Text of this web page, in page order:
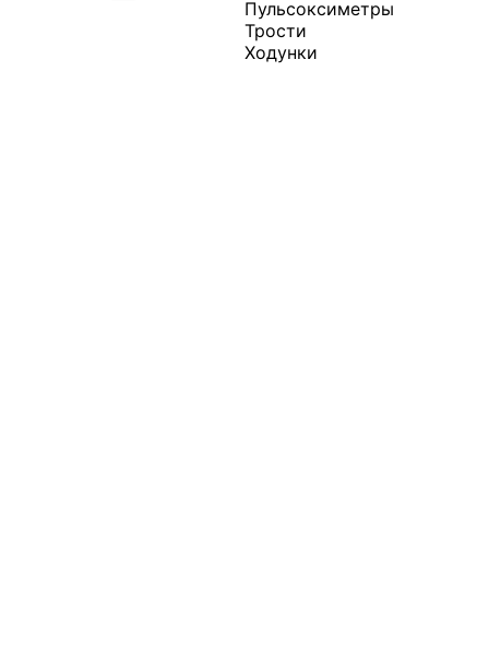
Пульсоксиметры
Трости
Ходунки